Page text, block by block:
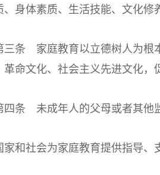
、身体素质、生活技能、文化修
家庭教育以立德树人为根本
革命文化、社会主义先进文化，
未成年人的父母或者其他监
社会为家庭教育提供指导、支